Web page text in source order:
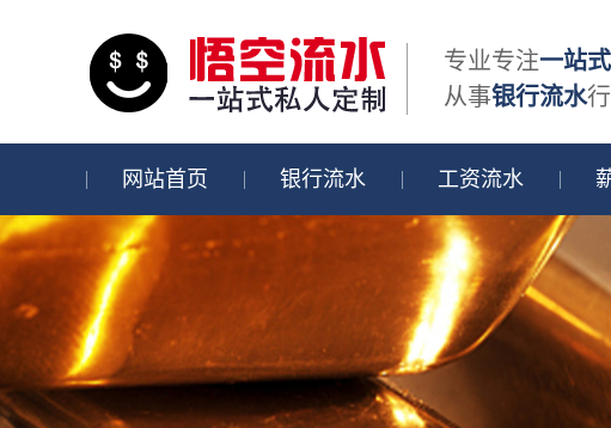
专业专注一站
从事银行流水
网站首页 银行流水 工资流水